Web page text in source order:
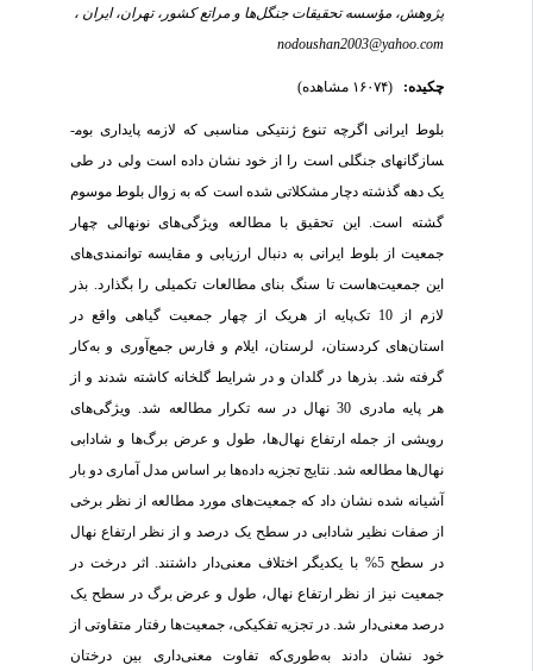
پژوهش، مؤسسه تحقیقات جنگل‌ها و مراتع کشور، تهران، ایران ،
nodoushan2003@yahoo.com
چکیده: (۱۶۰۷۴ مشاهده)
بلوط ایرانی اگرچه تنوع ژنتیکی مناسبی که لازمه پایداری بوم­
سازگان­های جنگلی است را از خود نشان داده است ولی در طی
یک دهه گذشته دچار مشکلاتی شده است که به زوال بلوط موسوم
گشته است. این تحقیق با مطالعه ویژگی‌های نونهالی چهار
جمعیت از بلوط ایرانی به دنبال ارزیابی و مقایسه توانمندی‌های
این جمعیت‌هاست تا سنگ بنای مطالعات تکمیلی را بگذارد. بذر
لازم از 10 تک‌پایه از هریک از چهار جمعیت گیاهی واقع در
استان‌های کردستان، لرستان، ایلام و فارس جمع‌آوری و به‌کار
گرفته شد. بذرها در گلدان و در شرایط گلخانه کاشته شدند و از
هر پایه مادری 30 نهال در سه تکرار مطالعه شد. ویژگی‌های
رویشی از جمله ارتفاع نهال‌ها، طول و عرض برگ‌ها و شادابی
نهال‌ها مطالعه شد. نتایج تجزیه داده‌ها بر اساس مدل آماری دو بار
آشیانه شده نشان داد که جمعیت‌های مورد مطالعه از نظر برخی
از صفات نظیر شادابی در سطح یک درصد و از نظر ارتفاع نهال
در سطح 5% با یکدیگر اختلاف معنی‌دار داشتند. اثر درخت در
جمعیت نیز از نظر ارتفاع نهال، طول و عرض برگ در سطح یک
درصد معنی‌دار شد. در تجزیه تفکیکی، جمعیت‌ها رفتار متفاوتی از
خود نشان دادند به‌طوری‌که تفاوت معنی‌داری بین درختان